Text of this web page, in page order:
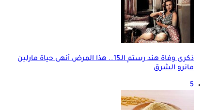
ذكرى وفاة هند رستم الـ15.. هذا المرض أنهى حياة مارلين
مانرو الشرق
5